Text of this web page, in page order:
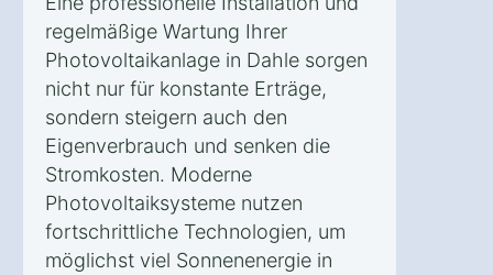
regelmäßige Wartung Ihrer
Photovoltaikanlage in Dahle sorgen
nicht nur für konstante Erträge,
sondern steigern auch den
Eigenverbrauch und senken die
Stromkosten. Moderne
Photovoltaiksysteme nutzen
fortschrittliche Technologien, um
möglichst viel Sonnenenergie in